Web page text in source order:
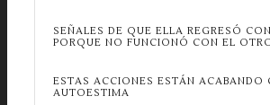
SEÑALES DE QUE ELLA REGRESÓ
PORQUE NO FUNCIONÓ CON EL
ESTAS ACCIONES ESTÁN ACABANDO
AUTOESTIMA